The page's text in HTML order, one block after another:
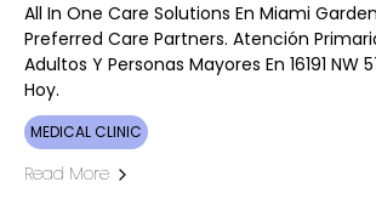
All In One Care Solutions En Miami
Preferred Care Partners. Atención
Adultos Y Personas Mayores En 16191 NW
Hoy.
MEDICAL CLINIC
Read More